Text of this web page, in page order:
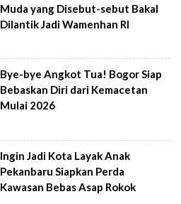
Muda yang Disebut-sebut Bakal
Dilantik Jadi Wamenhan RI
Bye-bye Angkot Tua! Bogor Siap
Bebaskan Diri dari Kemacetan
Mulai 2026
Ingin Jadi Kota Layak Anak
Pekanbaru Siapkan Perda
Kawasan Bebas Asap Rokok